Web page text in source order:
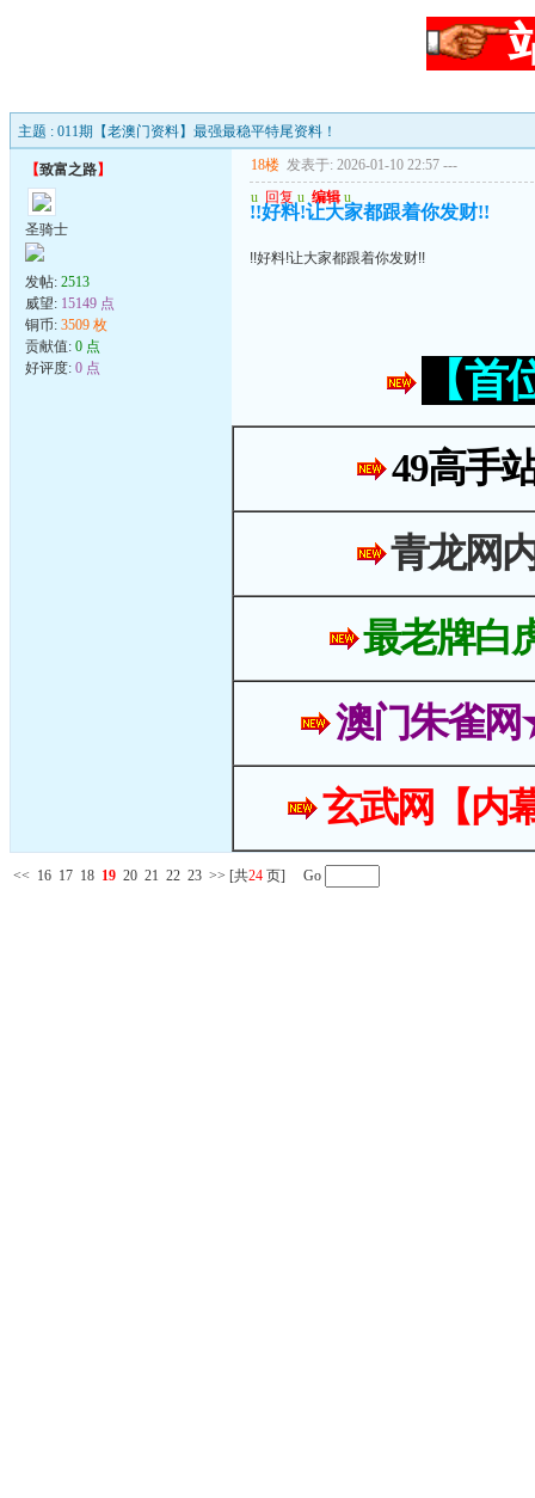
主题 : 011期【老澳门资料】最强最稳平特尾资料！
【致富之路】
圣骑士
发帖: 2513
威望: 15149 点
铜币: 3509 枚
贡献值: 0 点
好评度: 0 点
18楼 发表于: 2026-01-10 22:57 ---
u 回复 u 编辑 u
!!好料!让大家都跟着你发财!!
!!好料!让大家都跟着你发财!!
【
49高手
青龙网
最老牌白
澳门朱雀
玄武网【内
<< 16 17 18 19 20 21 22 23 >> [共24 页] Go